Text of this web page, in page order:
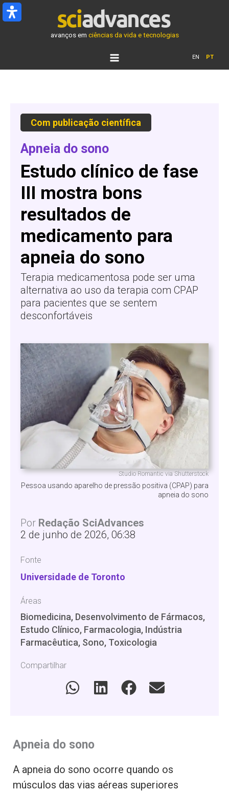
Ir
para
avanços em ciências da vida e tecnologias
EN PT
Com publicação científica
Apneia do sono
Estudo clínico de fase
III mostra bons
resultados de
medicamento para
apneia do sono
Terapia medicamentosa pode ser uma
alternativa ao uso da terapia com CPAP
para pacientes que se sentem
desconfortáveis
Studio Romantic via Shutterstock
Pessoa usando aparelho de pressão positiva (CPAP) para
apneia do sono
Por Redação SciAdvances
2 de junho de 2026, 06:38
Fonte
Universidade de Toronto
Áreas
Biomedicina, Desenvolvimento de Fármacos,
Estudo Clínico, Farmacologia, Indústria
Farmacêutica, Sono, Toxicologia
Compartilhar
Apneia do sono
A apneia do sono ocorre quando os
músculos das vias aéreas superiores